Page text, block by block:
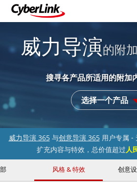
威力导演的附
搜寻各产品所适用的附加
选择一个产品
威力导演 365与创意导演 365用户专属 -
扩充内容与特效，总价值超过人
风格 & 特效 创意